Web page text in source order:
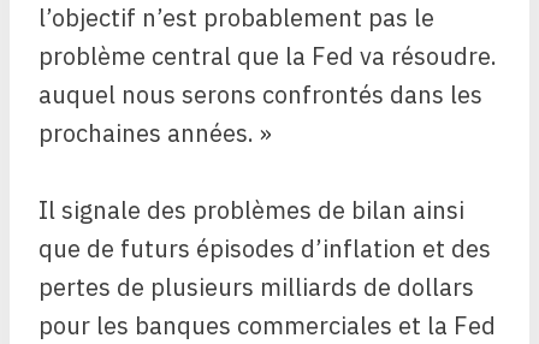
l’objectif n’est probablement pas le
problème central que la Fed va résoudre.
auquel nous serons confrontés dans les
prochaines années. »
Il signale des problèmes de bilan ainsi
que de futurs épisodes d’inflation et des
pertes de plusieurs milliards de dollars
pour les banques commerciales et la Fed